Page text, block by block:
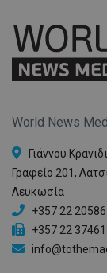
World News
Γιάννου
Γραφείο 201,
Λευκωσία
+357 22
+357 22